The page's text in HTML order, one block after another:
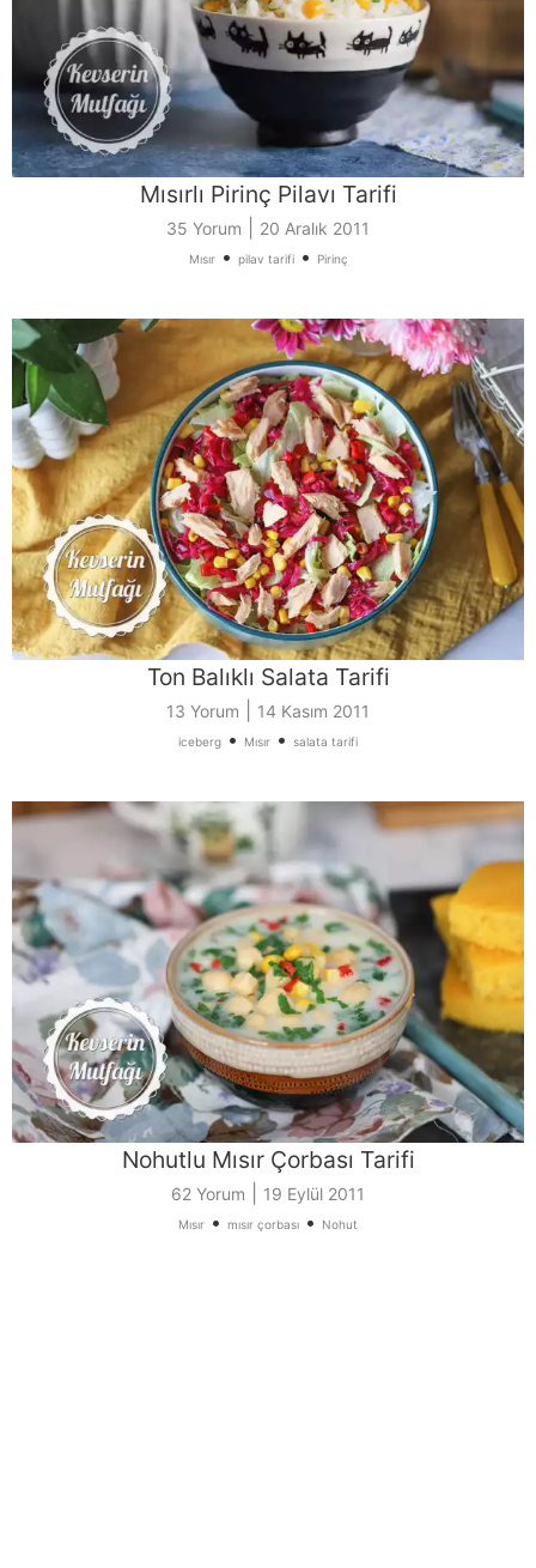
Mısırlı Pirinç Pilavı Tarifi
35 Yorum 20 Aralık 2011
Mısır• pilav tarifi• Pirinç
Ton Balıklı Salata Tarifi
13 Yorum 14 Kasım 2011
iceberg • Mısır • salata tarifi
Nohutlu Mısır Çorbası Tarifi
62 Yorum 19 Eylül 2011
Mısır • mısır çorbası • Nohut